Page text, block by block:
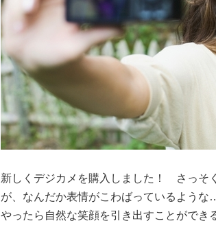
新しくデジカメを購入しました！ さっそ
が、なんだか表情がこわばっているよう
やったら自然な笑顔を引き出すことができ